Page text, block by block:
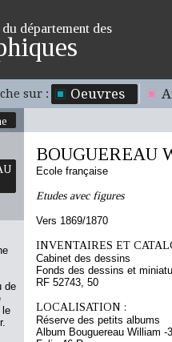
département des
sur : Oeuvres
de
le
BOUGUEREAU
Ecole française
Etudes avec figures
Vers 1869/1870
INVENTAIRES ET
Cabinet des dessins
Fonds des dessins et
RF 52743, 50
LOCALISATION :
Réserve des petits albums
Album Bouguereau William -